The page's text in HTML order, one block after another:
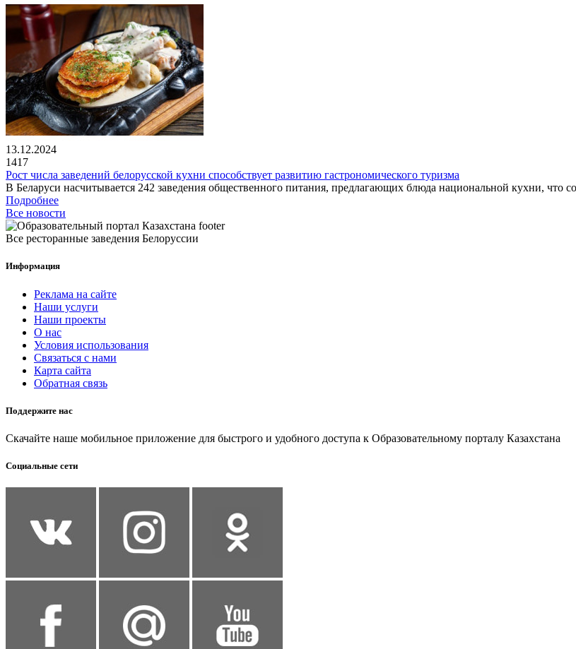
13.12.2024
1417
Рост числа заведений белорусской кухни способствует развитию гастрономического туризма
В Беларуси насчитывается 242 заведения общественного питания, предлагающих блюда национальной кухни, что
Подробнее
Все новости
Все ресторанные заведения Белоруссии
Информация
Реклама на сайте
Наши услуги
Наши проекты
О нас
Условия использования
Связаться с нами
Карта сайта
Обратная связь
Поддержите нас
Скачайте наше мобильное приложение для быстрого и удобного доступа к Образовательному порталу Казахстана
Социальные сети